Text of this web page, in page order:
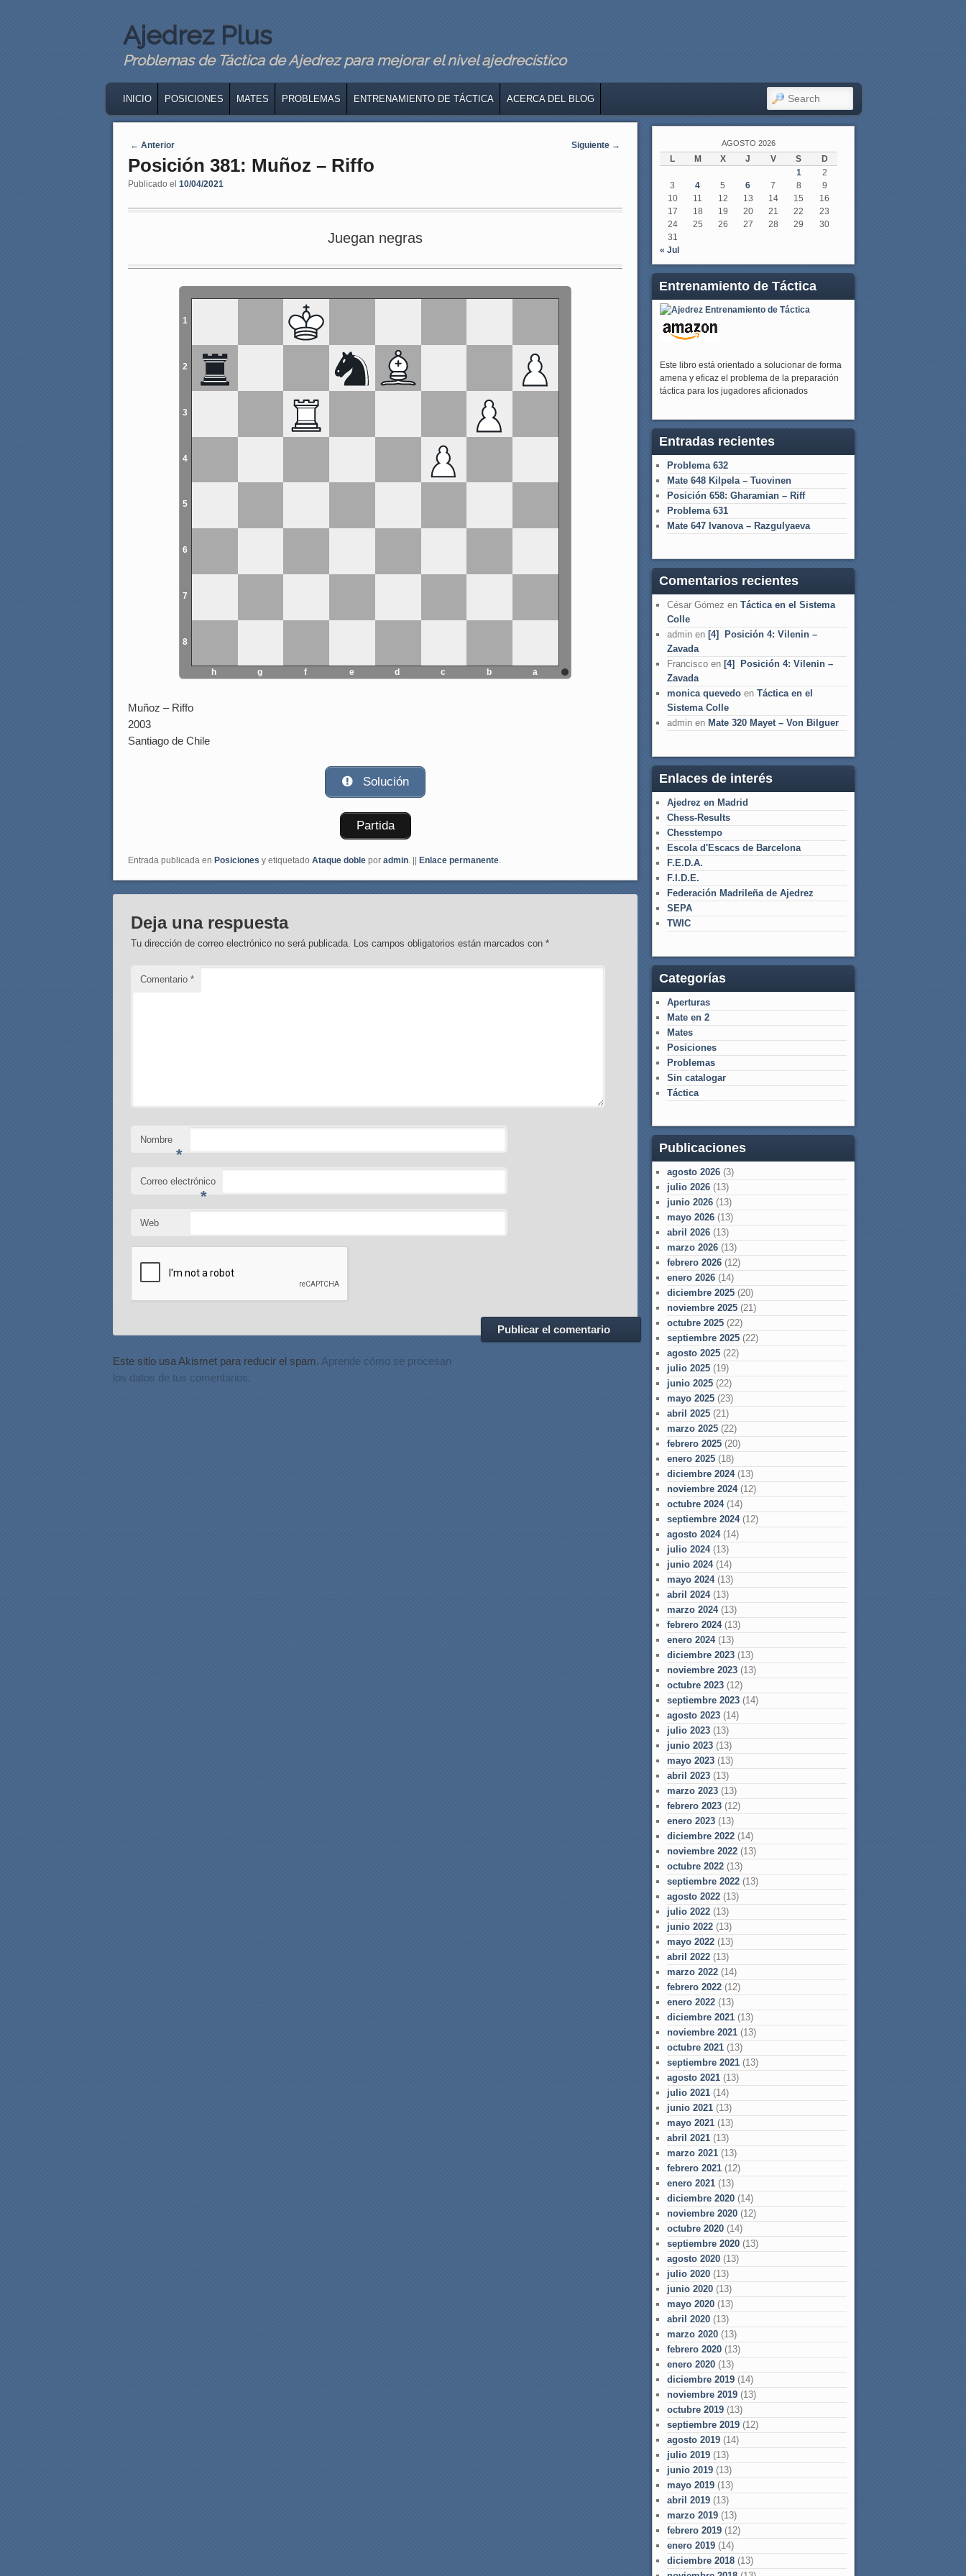
Ajedrez Plus
Problemas de Táctica de Ajedrez para mejorar el nivel ajedrecístico
SKIP TO PRIMARY CONTENT
SKIP TO SECONDARY CONTENT
INICIO POSICIONES MATES PROBLEMAS ENTRENAMIENTO DE TÁCTICA ACERCA DEL BLOG SEARCH
Navegaci�n de entradas
← Anterior Siguiente →
Posición 381: Muñoz – Riffo
Publicado el 10/04/2021
Juegan negras
1
2
3
4
5
6
7
8
h g f e d c b a
Muñoz – Riffo
2003
Santiago de Chile
Solución
Partida
Entrada publicada en Posiciones y etiquetado Ataque doble por admin. || Enlace permanente.
Deja una respuesta
Tu dirección de correo electrónico no será publicada. Los campos obligatorios están marcados con*
Comentario*
Nombre
*
Correo electrónico
*
Web
Este sitio usa Akismet para reducir el spam. Aprende cómo se procesan
los datos de tus comentarios.
AGOSTO 2026
L M X J V S
D
1
2
3
4 5 6 7 8
9
10
11 12 13 14 15
16
17
18 19 20 21 22
23
24
25 26 27 28 29
30
31
« Jul
Entrenamiento de Táctica
Este libro está orientado a solucionar de forma
amena y eficaz el problema de la preparación
táctica para los jugadores aficionados
Entradas recientes
Problema 632
Mate 648 Kilpela – Tuovinen
Posición 658: Gharamian – Riff
Problema 631
Mate 647 Ivanova – Razgulyaeva
Comentarios recientes
César Gómez en Táctica en el Sistema
Colle
admin en [4] Posición 4: Vilenin –
Zavada
Francisco en [4] Posición 4: Vilenin –
Zavada
monica quevedo en Táctica en el
Sistema Colle
admin en Mate 320 Mayet – Von Bilguer
Enlaces de interés
Ajedrez en Madrid
Chess-Results
Chesstempo
Escola d'Escacs de Barcelona
F.E.D.A.
F.I.D.E.
Federación Madrileña de Ajedrez
SEPA
TWIC
Categorías
Aperturas
Mate en 2
Mates
Posiciones
Problemas
Sin catalogar
Táctica
Publicaciones
agosto 2026 (3)
julio 2026 (13)
junio 2026 (13)
mayo 2026 (13)
abril 2026 (13)
marzo 2026 (13)
febrero 2026 (12)
enero 2026 (14)
diciembre 2025 (20)
noviembre 2025 (21)
octubre 2025 (22)
septiembre 2025 (22)
agosto 2025 (22)
julio 2025 (19)
junio 2025 (22)
mayo 2025 (23)
abril 2025 (21)
marzo 2025 (22)
febrero 2025 (20)
enero 2025 (18)
diciembre 2024(13)
noviembre 2024(12)
octubre 2024(14)
septiembre 2024(12)
agosto 2024(14)
julio 2024(13)
junio 2024(14)
mayo 2024(13)
abril 2024(13)
marzo 2024(13)
febrero 2024(13)
enero 2024(13)
diciembre 2023 (13)
noviembre 2023 (13)
octubre 2023 (12)
septiembre 2023 (14)
agosto 2023 (14)
julio 2023 (13)
junio 2023 (13)
mayo 2023 (13)
abril 2023 (13)
marzo 2023 (13)
febrero 2023 (12)
enero 2023 (13)
diciembre 2022 (14)
noviembre 2022 (13)
octubre 2022 (13)
septiembre 2022 (13)
agosto 2022 (13)
julio 2022 (13)
junio 2022 (13)
mayo 2022 (13)
abril 2022 (13)
marzo 2022 (14)
febrero 2022 (12)
enero 2022 (13)
diciembre 2021 (13)
noviembre 2021 (13)
octubre 2021 (13)
septiembre 2021 (13)
agosto 2021 (13)
julio 2021 (14)
junio 2021 (13)
mayo 2021 (13)
abril 2021 (13)
marzo 2021 (13)
febrero 2021 (12)
enero 2021 (13)
diciembre 2020 (14)
noviembre 2020 (12)
octubre 2020 (14)
septiembre 2020 (13)
agosto 2020 (13)
julio 2020 (13)
junio 2020 (13)
mayo 2020 (13)
abril 2020 (13)
marzo 2020 (13)
febrero 2020 (13)
enero 2020 (13)
diciembre 2019 (14)
noviembre 2019 (13)
octubre 2019 (13)
septiembre 2019 (12)
agosto 2019 (14)
julio 2019 (13)
junio 2019 (13)
mayo 2019 (13)
abril 2019 (13)
marzo 2019 (13)
febrero 2019 (12)
enero 2019 (14)
diciembre 2018 (13)